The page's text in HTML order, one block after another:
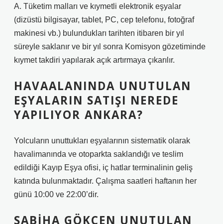
A. Tüketim malları ve kıymetli elektronik eşyalar
(dizüstü bilgisayar, tablet, PC, cep telefonu, fotoğraf
makinesi vb.) bulundukları tarihten itibaren bir yıl
süreyle saklanır ve bir yıl sonra Komisyon gözetiminde
kıymet takdiri yapılarak açık artırmaya çıkarılır.
HAVAALANINDA UNUTULAN
EŞYALARIN SATIŞI NEREDE
YAPILIYOR ANKARA?
Yolcuların unuttukları eşyalarının sistematik olarak
havalimanında ve otoparkta saklandığı ve teslim
edildiği Kayıp Eşya ofisi, iç hatlar terminalinin geliş
katında bulunmaktadır. Çalışma saatleri haftanın her
günü 10:00 ve 22:00’dir.
SABIHA GÖKÇEN UNUTULAN